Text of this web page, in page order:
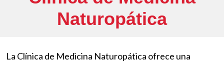
Naturopática
La Clínica de Medicina Naturopática ofrece una